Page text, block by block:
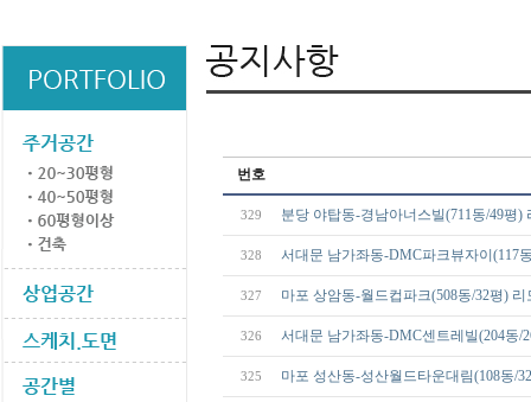
번호
329 분당 야탑동-경남아너스빌(711동/49평)
328 서대문 남가좌동-DMC파크뷰자이(117
327 마포 상암동-월드컵파크(508동/32평) 리
326 서대문 남가좌동-DMC센트레빌(204동/
325 마포 성산동-성산월드타운대림(108동/